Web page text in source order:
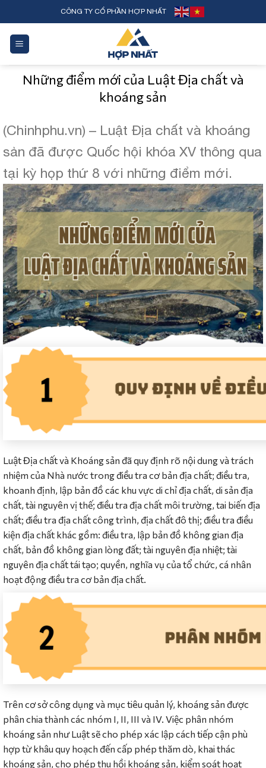
to
content
CÔNG TY CỔ PHẦN HỢP NHẤT
Những điểm mới của Luật Địa chất và
khoáng sản
(Chinhphu.vn) – Luật Địa chất và khoáng
sản đã được Quốc hội khóa XV thông qua
tại kỳ họp thứ 8 với những điểm mới.
Luật Địa chất và Khoáng sản đã quy định rõ nội dung và trách
nhiệm của Nhà nước trong điều tra cơ bản địa chất; điều tra,
khoanh định, lập bản đồ các khu vực di chỉ địa chất, di sản địa
chất, tài nguyên vị thế; điều tra địa chất môi trường, tai biến địa
chất; điều tra địa chất công trình, địa chất đô thị; điều tra điều
kiện địa chất khác gồm: điều tra, lập bản đồ không gian địa
chất, bản đồ không gian lòng đất; tài nguyên địa nhiệt; tài
nguyên địa chất tái tạo; quyền, nghĩa vụ của tổ chức, cá nhân
hoạt động điều tra cơ bản địa chất.
Trên cơ sở công dụng và mục tiêu quản lý, khoáng sản được
phân chia thành các nhóm I, II, III và IV. Việc phân nhóm
khoáng sản như Luật sẽ cho phép xác lập cách tiếp cận phù
hợp từ khâu quy hoạch đến cấp phép thăm dò, khai thác
khoáng sản, cho phép thu hồi khoáng sản, kiểm soát hoạt